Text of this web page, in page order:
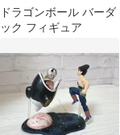
ドラゴンボール バーダ
ック フィギュア